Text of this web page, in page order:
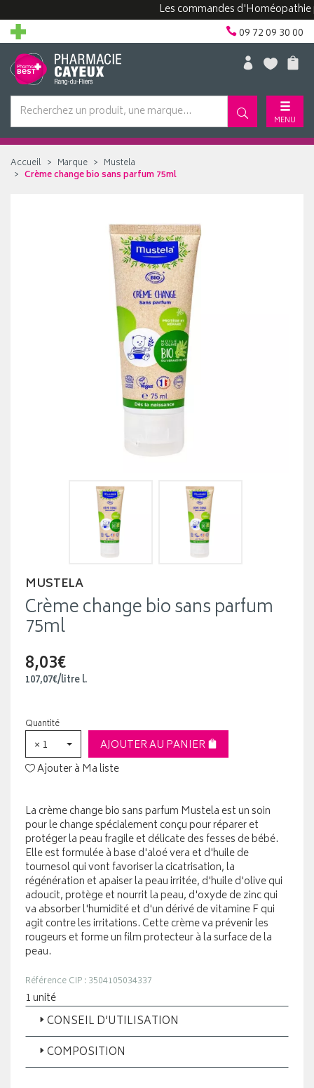
Les commandes d'Homéopathie
09 72 09 30 00
MENU
Accueil Marque
Mustela
Crème change bio sans parfum 75ml
MUSTELA
Crème change bio sans parfum
75ml
8,03€
107,07€/litrel.
Quantité
× 1
AJOUTER AU PANIER
Ajouter à Ma liste
La crème change bio sans parfum Mustela est un soin
pour le change spécialement conçu pour réparer et
protéger la peau fragile et délicate des fesses de bébé.
Elle est formulée à base d'aloé vera et d'huile de
tournesol qui vont favoriser la cicatrisation, la
régénération et apaiser la peau irritée, d'huile d'olive qui
adoucit, protège et nourrit la peau, d'oxyde de zinc qui
va absorber l'humidité et d'un dérivé de vitamine F qui
agit contre les irritations. Cette crème va prévenir les
rougeurs et forme un film protecteur à la surface de la
peau.
Référence CIP : 3504105034337
1 unité
CONSEIL D’UTILISATION
COMPOSITION